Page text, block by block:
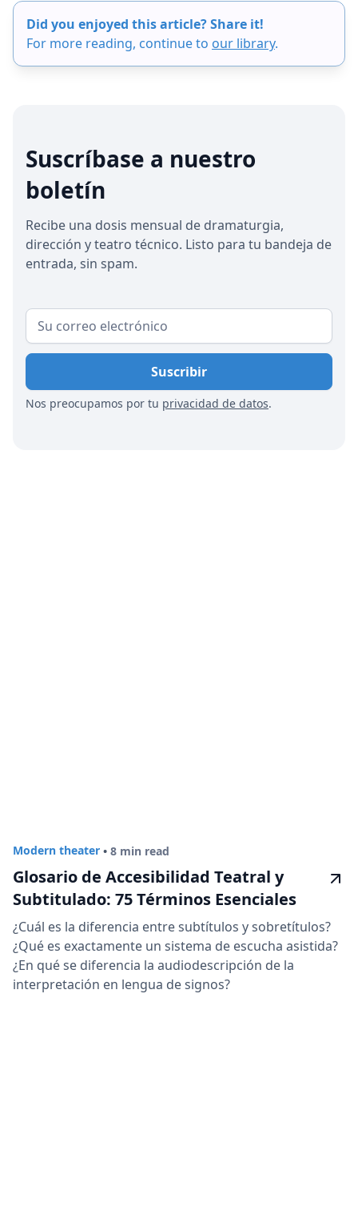
Suscríbase a nuestro
boletín
Recibe una dosis mensual de dramaturgia,
dirección y teatro técnico. Listo para tu bandeja de
entrada, sin spam.
Nos preocupamos por tu privacidad de datos.
interactividad, donde el público participe en la
narración, y un enfoque en la diversidad y la
inclusión, destacando las obras de comunidades
drama con elementos como la música, la danza y
la tecnología. Las innovaciones futuras pueden
incluir actuaciones impulsadas por la inteligencia
artificial, transmisiones simultáneas globales,
experiencias hiperpersonalizadas y una
participación avanzada a través de tecnologías
Did you enjoyed this article? Share it!
For more reading, continue to our library.
Modern theater • 8 min read
Glosario de Accesibilidad Teatral y
Subtitulado: 75 Términos Esenciales
¿Cuál es la diferencia entre subtítulos y sobretítulos?
¿Qué es exactamente un sistema de escucha asistida?
¿En qué se diferencia la audiodescripción de la
interpretación en lengua de signos?